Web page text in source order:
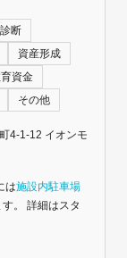
断
資産形成
資金
その他
4-1-12 イオンモ
は施設内駐車場
。 詳細はスタ